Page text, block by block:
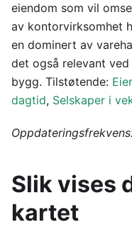
eiendom som vil
av kontorvirksomhet
en dominert av
det også relevant
bygg. Tilstøtende:
dagtid, Selskaper i
Slik vises
kartet